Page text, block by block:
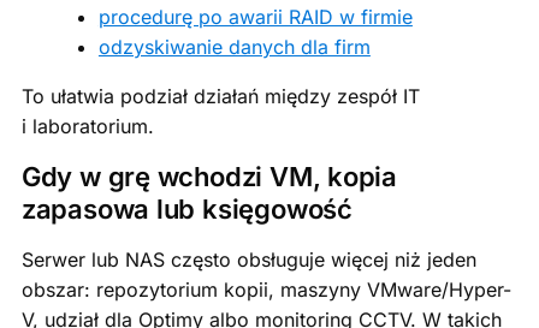
procedurę po awarii RAID w firmie
odzyskiwanie danych dla firm
To ułatwia podział działań między zespół IT
i laboratorium.
Gdy w grę wchodzi VM, kopia
zapasowa lub księgowość
Serwer lub NAS często obsługuje więcej niż jeden
obszar: repozytorium kopii, maszyny VMware/Hyper-
V, udział dla Optimy albo monitoring CCTV. W takich